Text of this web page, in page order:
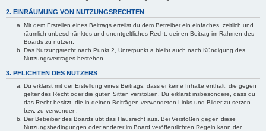
2. EINRÄUMUNG VON NUTZUNGSRECHTEN
Mit dem Erstellen eines Beitrags erteilst du dem Betreiber ein einfaches, zeitlich und
räumlich unbeschränktes und unentgeltliches Recht, deinen Beitrag im Rahmen des
Boards zu nutzen.
Das Nutzungsrecht nach Punkt 2, Unterpunkt a bleibt auch nach Kündigung des
Nutzungsvertrages bestehen.
3. PFLICHTEN DES NUTZERS
Du erklärst mit der Erstellung eines Beitrags, dass er keine Inhalte enthält, die gegen
geltendes Recht oder die guten Sitten verstoßen. Du erklärst insbesondere, dass du
das Recht besitzt, die in deinen Beiträgen verwendeten Links und Bilder zu setzen
bzw. zu verwenden.
Der Betreiber des Boards übt das Hausrecht aus. Bei Verstößen gegen diese
Nutzungsbedingungen oder anderer im Board veröffentlichten Regeln kann der